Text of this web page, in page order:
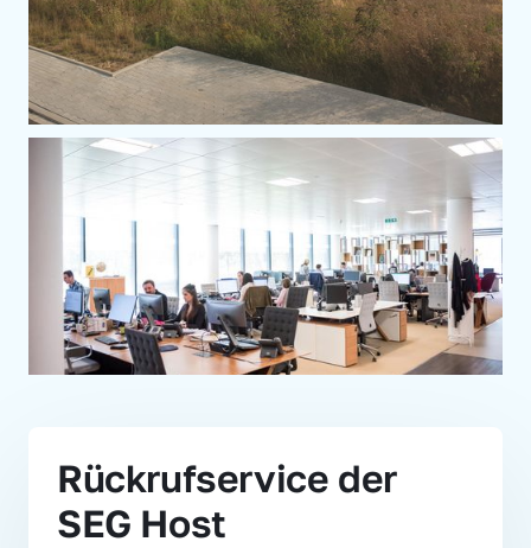
Rückrufservice der
SEG Host